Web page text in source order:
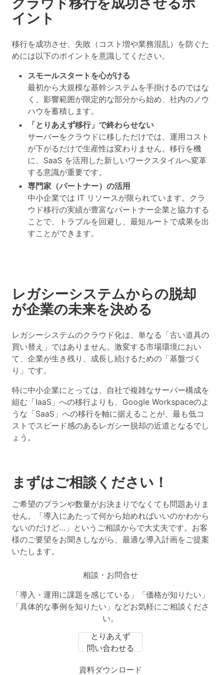
イント
移行を成功させ、失敗（コスト増や業務混乱）を防ぐた
めには以下のポイントを意識してください。
スモールスタートを心がける
最初から大規模な基幹システムを手掛けるのではな
く、影響範囲が限定的な部分から始め、社内のノウ
ハウを蓄積します。
「とりあえず移行」で終わらせない
サーバーをクラウドに移しただけでは、運用コスト
が下がるだけで生産性は変わりません。移行を機
に、SaaS を活用した新しいワークスタイルへ変革
する意識が重要です。
専門家（パートナー）の活用
中小企業では IT リソースが限られています。クラ
ウド移行の実績が豊富なパートナー企業と協力する
ことで、トラブルを回避し、最短ルートで成果を出
すことができます。
レガシーシステムからの脱却
が企業の未来を決める
レガシーシステムのクラウド化は、単なる「古い道具の
買い替え」ではありません。激変する市場環境におい
て、企業が生き残り、成長し続けるための「基盤づく
り」です。
特に中小企業にとっては、自社で複雑なサーバー構成を
組む「IaaS」への移行よりも、 Google Workspaceのよ
うな「SaaS」への移行を軸に据えることが、最も低コ
ストでスピード感のあるレガシー脱却の近道となるでし
ょう。
まずはご相談ください！
ご希望のプランや数量がお決まりでなくても問題ありま
せん。「導入にあたって何から始めればいいのかわから
ないのだけど…」というご相談からで大丈夫です。お客
様のご要望をお聞きしながら、最適な導入計画をご提案
いたします。
相談・お問合せ
「導入・運用に課題を感じている」「価格が知りたい」
「具体的な事例を知りたい」などお気軽にご相談くださ
い。
とりあえず
問い合わせる
資料ダウンロード